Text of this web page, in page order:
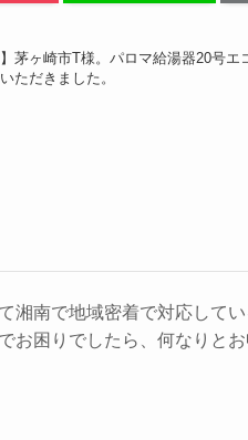
】茅ヶ崎市T様。パロマ給湯器20号エ
ただきました。
湘南で地域密着で対応して
お困りでしたら、何なりとお